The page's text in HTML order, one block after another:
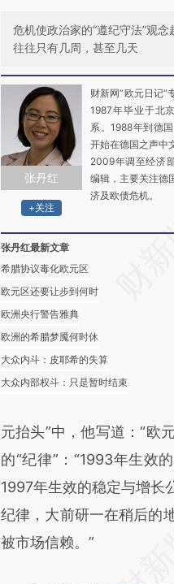
危机使政治家的“遵纪守法”观
往往只有几周，甚至几天
张丹红
+关注
财新网“欧元日记”
1987年毕业于北
系。1988年到德
开始在德国之声中
2009年调至经济
编辑，主要关注德
济及欧债危机。
张丹红最新文章
希腊协议毒化欧元区
欧元区还要让步到何时
欧洲央行警告雅典
欧洲的希腊梦魇何时休
大众内斗：皮耶希的失算
大众内部权斗：只是暂时结束
元抬头”中，他写道：“欧
的“纪律”：“1993年生效
1997年生效的稳定与增长
纪律，大前研一在稍后的
被市场信赖。”